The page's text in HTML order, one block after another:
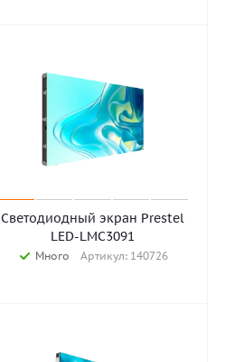
Светодиодный экран Prestel
LED-LMC3091
Много Артикул: 140726